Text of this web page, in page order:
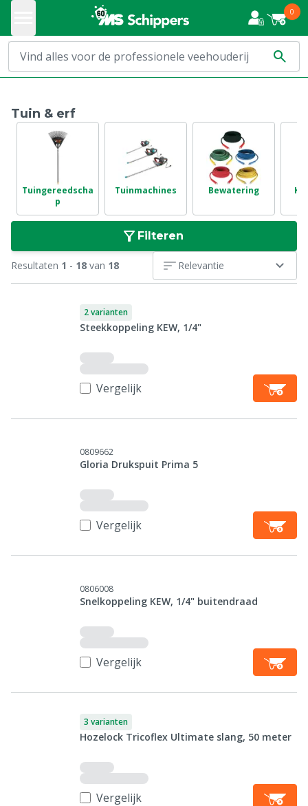
0
Tuin & erf
Tuingereedscha
p
Tuinmachines Bewatering
Filteren
Resultaten 1 - 18 van 18 Relevantie
2 varianten
Steekkoppeling KEW, 1/4"
Vergelijk
0809662
Gloria Drukspuit Prima 5
Vergelijk
0806008
Snelkoppeling KEW, 1/4" buitendraad
Vergelijk
3 varianten
Hozelock Tricoflex Ultimate slang, 50 meter
Vergelijk